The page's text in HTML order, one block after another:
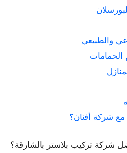
والطبيعي
الحمامات
شركة أفنان؟
شركة تركيب بلاستر بالشارقة؟